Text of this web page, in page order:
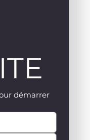
démarrer